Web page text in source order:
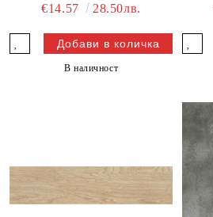
€14.57
28.50лв.
В наличност